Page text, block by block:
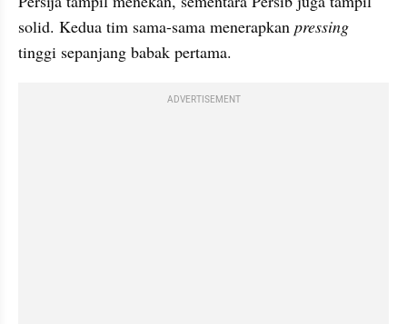
solid. Kedua tim sama-sama menerapkan
tinggi sepanjang babak pertama.
ADVERTISEMENT